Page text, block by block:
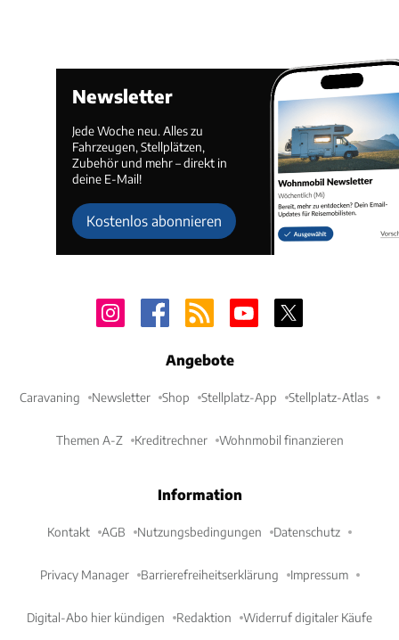
Newsletter
Jede Woche neu. Alles zu
Fahrzeugen, Stellplätzen,
Zubehör und mehr – direkt in
deine E-Mail!
Kostenlos abonnieren
Angebote
Caravaning Newsletter Shop Stellplatz-App Stellplatz-Atlas
Themen A-Z Kreditrechner Wohnmobil finanzieren
Information
Kontakt AGB Nutzungsbedingungen Datenschutz
Privacy Manager Barrierefreiheitserklärung Impressum
Digital-Abo hier kündigen Redaktion Widerruf digitaler Käufe